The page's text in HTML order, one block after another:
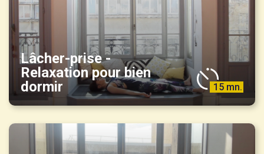
Lâcher-prise -
Relaxation pour bien
dormir
15 mn.